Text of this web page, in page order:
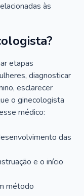
às
etapas
diagnosticar
esclarecer
o ginecologista
médico:
das
e o início
método